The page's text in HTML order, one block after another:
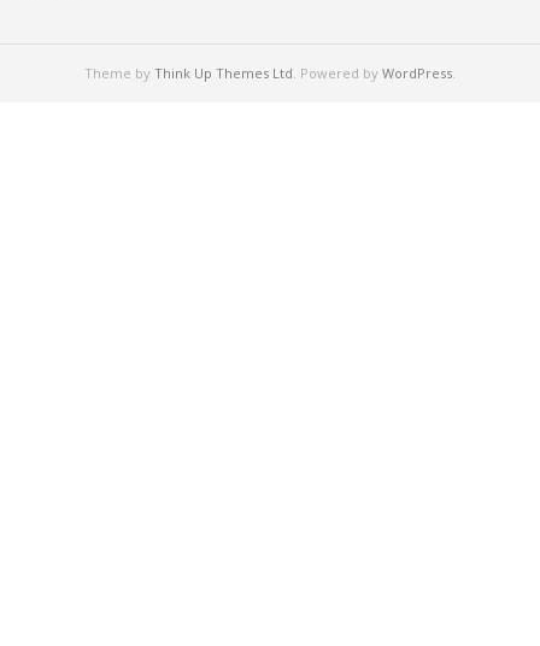
Theme by Think Up Themes Ltd . Powered by WordPress